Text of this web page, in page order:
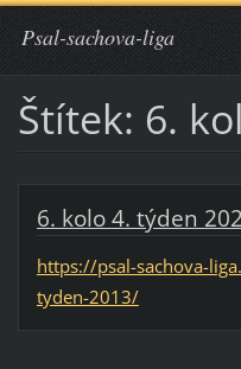
Psal-sachova-liga
Štítek: 6.
6. kolo 4. týden
https://psal-sachova-
tyden-2013/